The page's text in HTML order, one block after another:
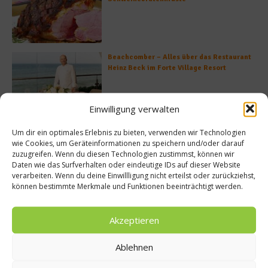
Einwilligung verwalten
Um dir ein optimales Erlebnis zu bieten, verwenden wir Technologien
wie Cookies, um Geräteinformationen zu speichern und/oder darauf
zuzugreifen. Wenn du diesen Technologien zustimmst, können wir
Daten wie das Surfverhalten oder eindeutige IDs auf dieser Website
verarbeiten. Wenn du deine Einwillligung nicht erteilst oder zurückziehst,
können bestimmte Merkmale und Funktionen beeinträchtigt werden.
Akzeptieren
Ablehnen
Beachcomber – Alles über das Restaurant
Heinz Beck im Forte Village Resort
und Limetten?
Empfohlen